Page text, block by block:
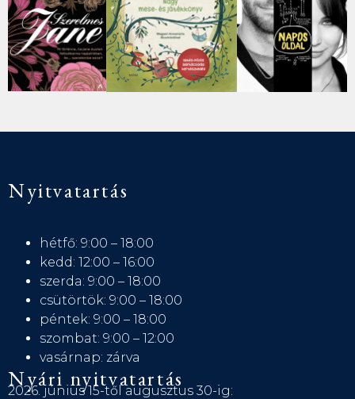
Nyitvatartás
hétfő: 9:00 – 18:00
kedd: 12:00 – 16:00
szerda: 9:00 – 18:00
csütörtök: 9:00 – 18:00
péntek: 9:00 – 18:00
szombat: 9:00 – 12:00
vasárnap: zárva
Nyári nyitvatartás
2026. június 15-től augusztus 30-ig: